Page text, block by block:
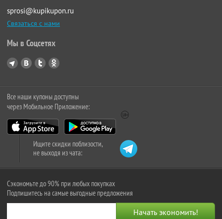
sprosi@kupikupon.ru
Связаться с нами
Мы в Соцсетях
Все наши купоны доступны
через Мобильное Приложение:
Ищите скидки поблизости,
не выходя из чата:
Сэкономьте до 90% при любых покупках
Подпишитесь на самые выгодные предложения